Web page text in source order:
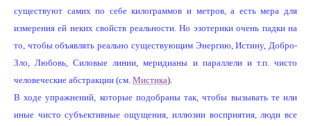
существуют самих по себе килограммов и метров, а есть мера для
измерения ей неких свойств реальности. Но эзотерики очень падки на
то, чтобы объявлять реально существующим Энергию, Истину, Добро-
Зло, Любовь, Силовые линии, меридианы и параллели и т.п. чисто
человеческие абстракции (см. Мистика).
В ходе упражнений, которые подобраны так, чтобы вызывать те или
иные чисто субъективные ощущения, иллюзии восприятия, люди все